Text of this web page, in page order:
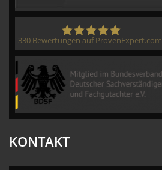
330 Bewertungen auf ProvenExpert.com
KONTAKT